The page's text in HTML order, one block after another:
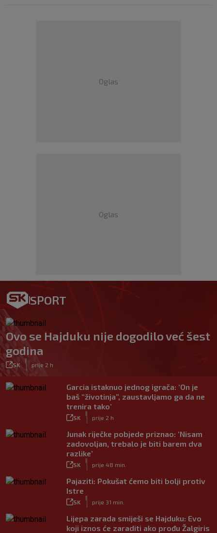
Oglas
Oglas
SPORT
Ovo se Hajduku nije dogodilo već šest
godina
SK prije 2 h
Garcia istaknuo jednog igrača: ‘On je
baš “životinja”, zaustavljamo ga da ne
trenira tako’
SK prije 2 h
Junak riječke pobjede priznao: ‘Nisam
zadovoljan, trebalo je biti barem dva
razlike’
SK prije 48 min.
Pajaziti: Pokušat ćemo biti bolji protiv
Istre
SK prije 31 min.
Lijepa zarada smiješi se Hajduku: Evo
koji iznos će zaraditi ako prođu Žalgiris